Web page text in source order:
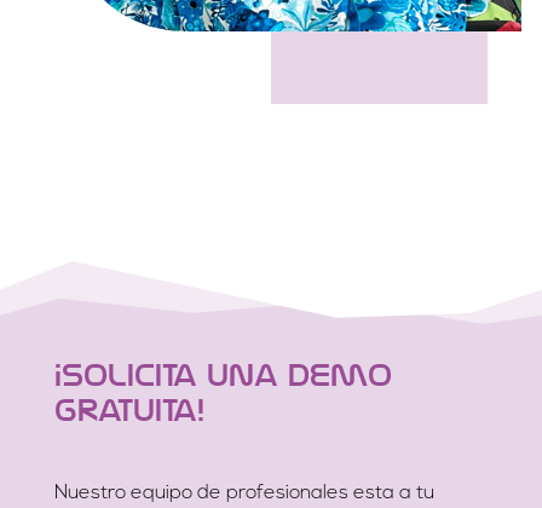
¡Solicita una Demo
Gratuita!
Nuestro equipo de profesionales esta a tu